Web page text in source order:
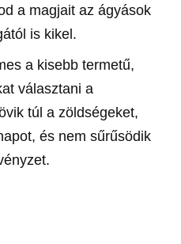
a magjait az ágyások
is kikel.
a kisebb termetű,
választani a
túl a zöldségeket,
és nem sűrűsödik